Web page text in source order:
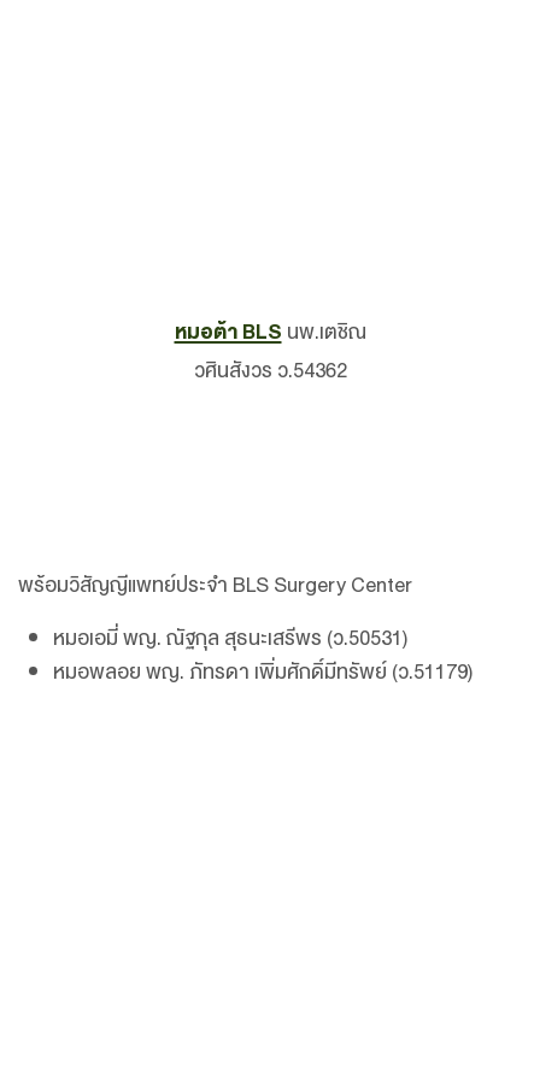
หมอต้า BLSนพ.เตชิณ
วศินสังวร ว.54362
พร้อมวิสัญญีแพทย์ประจำ BLS Surgery Center
หมอเอมี่ พญ. ณัฐกุล สุธนะเสรีพร (ว.50531)
หมอพลอย พญ. ภัทรดา เพิ่มศักดิ์มีทรัพย์ (ว.51179)